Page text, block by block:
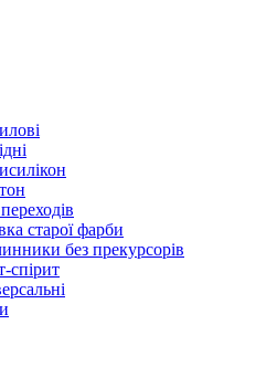
старої фарби
без прекурсорів
спірит